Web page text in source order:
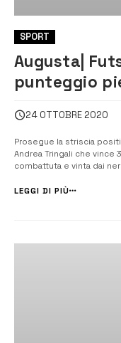
SPORT
Augusta|
punteggio
24 OTTOBRE 2020
Prosegue la striscia
Andrea Tringali che vince
combattuta e vinta dai
da una grande squadra. –
LEGGI DI PIÙ